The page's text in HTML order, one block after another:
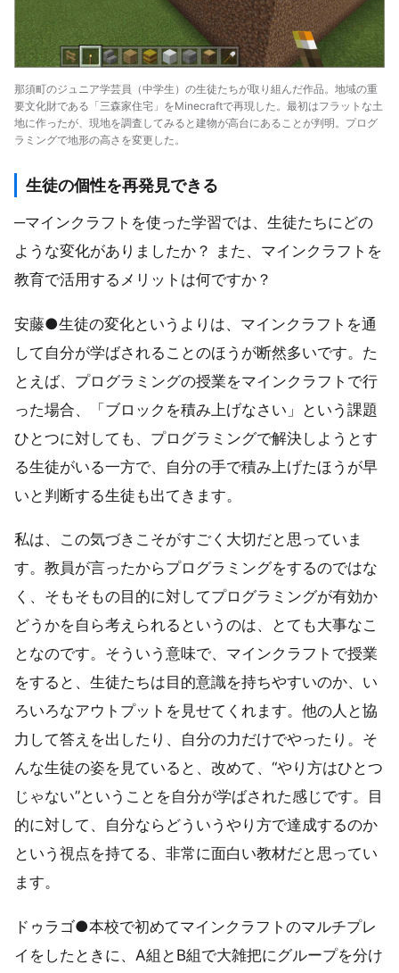
那須町のジュニア学芸員（中学生）の生徒たちが取り組んだ作品。地域の重
要文化財である「三森家住宅」をMinecraftで再現した。最初はフラットな土
地に作ったが、現地を調査してみると建物が高台にあることが判明。プログ
ラミングで地形の高さを変更した。
生徒の個性を再発見できる
─マインクラフトを使った学習では、生徒たちにどの
ような変化がありましたか？ また、マインクラフトを
教育で活用するメリットは何ですか？
安藤●生徒の変化というよりは、マインクラフトを通
して自分が学ばされることのほうが断然多いです。た
とえば、プログラミングの授業をマインクラフトで行
った場合、「ブロックを積み上げなさい」という課題
ひとつに対しても、プログラミングで解決しようとす
る生徒がいる一方で、自分の手で積み上げたほうが早
いと判断する生徒も出てきます。
私は、この気づきこそがすごく大切だと思っていま
す。教員が言ったからプログラミングをするのではな
く、そもそもの目的に対してプログラミングが有効か
どうかを自ら考えられるというのは、とても大事なこ
となのです。そういう意味で、マインクラフトで授業
をすると、生徒たちは目的意識を持ちやすいのか、い
ろいろなアウトプットを見せてくれます。他の人と協
力して答えを出したり、自分の力だけでやったり。そ
んな生徒の姿を見ていると、改めて、“やり方はひとつ
じゃない”ということを自分が学ばされた感じです。目
的に対して、自分ならどういうやり方で達成するのか
という視点を持てる、非常に面白い教材だと思ってい
ます。
ドゥラゴ●本校で初めてマインクラフトのマルチプレ
イをしたときに、A組とB組で大雑把にグループを分け